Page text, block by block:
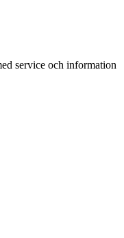
service och information